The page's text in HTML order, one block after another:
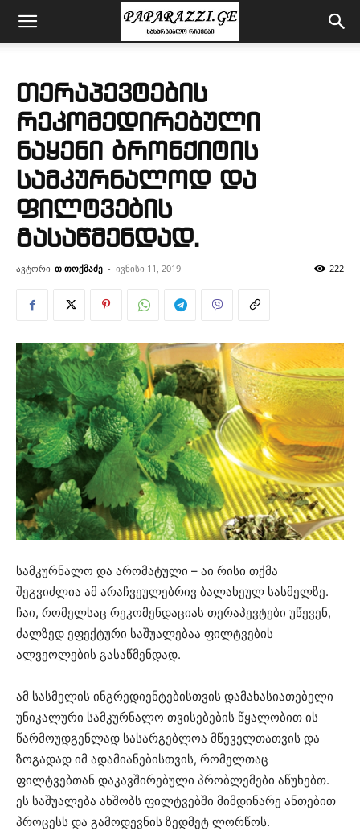
თერაპევტების
რეკომედირებული
ნაყენი ბრონქიტის
სამკურნალოდ და
ფილტვების
გასაწმენდად.
ავტორი თ თოქმაძე - ივნისი 11, 2019 222
სამკურნალო და არომატული – აი რისი თქმა
შეგვიძლია ამ არაჩვეულებრივ ბალახეულ სასმელზე.
ჩაი, რომელსაც რეკომენდაციას თერაპევტები უწევენ,
ძალზედ ეფექტური საშუალებაა ფილტვების
ალვეოლების გასაწმენდად.
ამ სასმელის ინგრედიენტებისთვის დამახასიათებელი
უნიკალური სამკურნალო თვისებების წყალობით ის
წარმოუდგენლად სასარგებლოა მწეველთათვის და
ზოგადად იმ ადამიანებისთვის, რომელთაც
ფილტვებთან დაკავშირებული პრობლემები აწუხებთ.
ეს საშუალება ახშობს ფილტვებში მიმდინარე ანთებით
პროცესს და გამოდევნის ზედმეტ ლორწოს.